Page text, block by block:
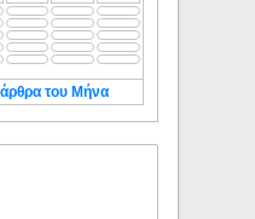
του Μήνα